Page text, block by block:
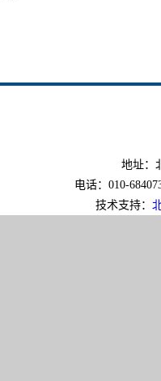
地址：
电话：010-
技术支持：